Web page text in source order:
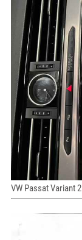
VW Passat Variant